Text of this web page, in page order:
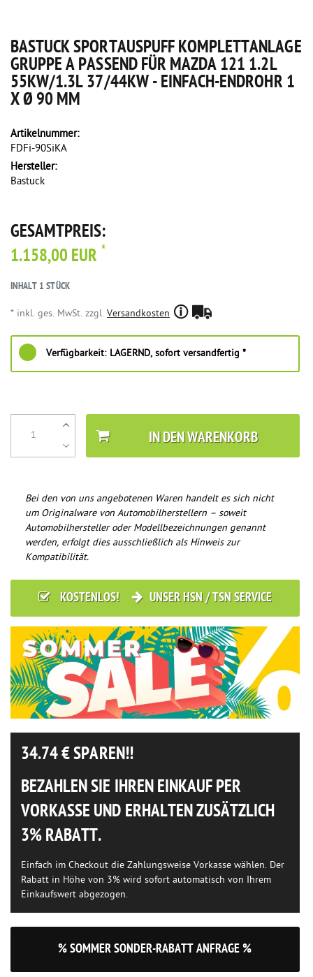
BASTUCK SPORTAUSPUFF KOMPLETTANLAGE
GRUPPE A PASSEND FÜR MAZDA 121 1.2L
55KW/1.3L 37/44KW - EINFACH-ENDROHR 1
X Ø 90 MM
Artikelnummer:
FDFi-90SiKA
Hersteller:
Bastuck
GESAMTPREIS:
1.158,00 EUR *
INHALT 1STÜCK
* inkl. ges. MwSt. zzgl. Versandkosten
Verfügbarkeit: LAGERND, sofort versandfertig *
IN DEN WARENKORB
Bei den von uns angebotenen Waren handelt es sich nicht
um Originalware von Automobilherstellern – soweit
Automobilhersteller oder Modellbezeichnungen genannt
werden, erfolgt dies ausschließlich als Hinweis zur
Kompatibilität.
KOSTENLOS! UNSER HSN / TSN SERVICE
34.74€ SPAREN!!
BEZAHLEN SIE IHREN EINKAUF PER
VORKASSE UND ERHALTEN ZUSÄTZLICH
3% RABATT.
Einfach im Checkout die Zahlungsweise Vorkasse wählen. Der
Rabatt in Höhe von 3% wird sofort automatisch von Ihrem
Einkaufswert abgezogen.
% SOMMER SONDER-RABATT ANFRAGE %